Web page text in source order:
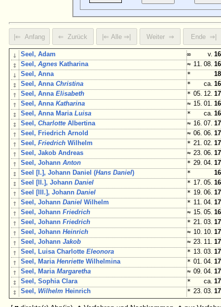
↓ Seel, Adam ∞ v.
↕ Seel,Agnes Katharina ≈ 11. 08.
↓ Seel, Anna *
↕ Seel, AnnaChristina * ca.
↑ Seel, AnnaElisabeth * 05. 12.
↑ Seel, AnnaKatharina ≈ 15. 01.
↕ Seel, Anna MariaLuisa * ca.
↕ Seel,Charlotte Albertina ≈ 16. 07.
↑ Seel, Friedrich Arnold ≈ 06. 06.
↑ Seel,Friedrich Wilhelm * 21. 02.
↑ Seel, Jakob Andreas ≈ 23. 06.
↑ Seel, JohannAnton * 29. 04.
↕ Seel [I.], Johann Daniel (Hans Daniel) *
↕ Seel [II.], JohannDaniel * 17. 05.
↑ Seel [III.], JohannDaniel * 19. 06.
↑ Seel, JohannDaniel Wilhelm * 11. 04.
↑ Seel, JohannFriedrich ≈ 15. 05.
↑ Seel, JohannFriedrich * 21. 03.
↑ Seel, JohannHeinrich ≈ 10. 10.
↑ Seel, JohannJakob ≈ 23. 11.
↑ Seel, Luisa CharlotteEleonora * 13. 03.
↑ Seel, MariaHenriette Wilhelmina * 01. 04.
↑ Seel, MariaMargaretha ≈ 09. 04.
↕ Seel, Sophia Clara * ca.
↕ Seel, Wilhelm Heinrich * 23. 03.